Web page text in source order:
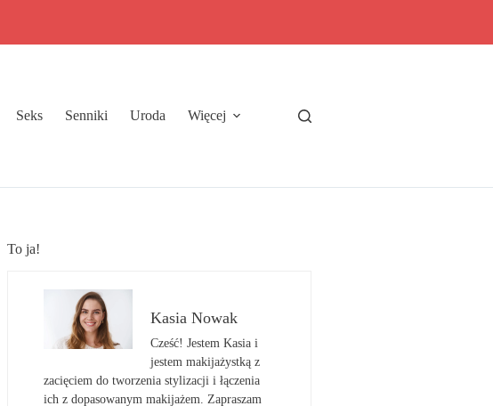
Seks Senniki Uroda Więcej
To ja!
Kasia Nowak
Cześć! Jestem Kasia i
jestem makijażystką z
zacięciem do tworzenia stylizacji i łączenia
ich z dopasowanym makijażem. Zapraszam